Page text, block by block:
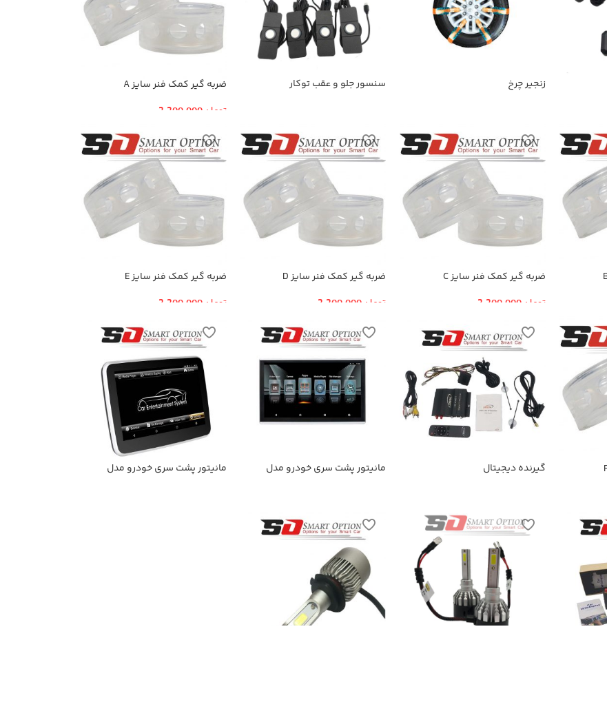
زنجیر چرخ
سنسور جلو و عقب توکار
ضربه گیر کمک فنر سایز A
تومان 2,200,000
ضربه گیر کمک فنر سایز C
تومان 2,200,000
ضربه گیر کمک فنر سایز D
تومان
ضربه گیر کمک فنر سایز E
تومان 2,200,000
گیرنده دیجیتال
مانیتور پشت سری خودرو مدل
مانیتور پشت سری خودرو مدل